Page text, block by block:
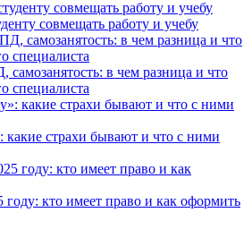
совмещать работу и учебу
в чем разница и что
специалиста
какие страхи бывают и что с ними
кто имеет право и как оформить